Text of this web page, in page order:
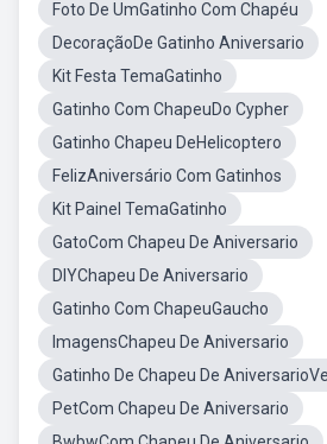
Foto De UmGatinho Com Chapéu
DecoraçãoDe Gatinho Aniversario
Kit Festa TemaGatinho
Gatinho Com ChapeuDo Cypher
Gatinho Chapeu DeHelicoptero
FelizAniversário Com Gatinhos
Kit Painel TemaGatinho
GatoCom Chapeu De Aniversario
DIYChapeu De Aniversario
Gatinho Com ChapeuGaucho
ImagensChapeu De Aniversario
Gatinho De Chapeu De
PetCom Chapeu De Aniversario